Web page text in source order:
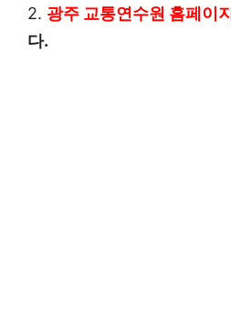
2. 광주 교통연수원 홈페이지
다.